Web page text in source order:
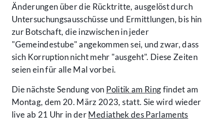
Änderungen über die Rücktritte, ausgelöst durch
Untersuchungsausschüsse und Ermittlungen, bis hin
zur Botschaft, die inzwischen in jeder
"Gemeindestube" angekommen sei, und zwar, dass
sich Korruption nicht mehr "ausgeht". Diese Zeiten
seien ein für alle Mal vorbei.
Die nächste Sendung von Politik am Ringfindet am
Montag, dem 20. März 2023, statt. Sie wird wieder
live ab 21 Uhr in derMediathek des Parlaments